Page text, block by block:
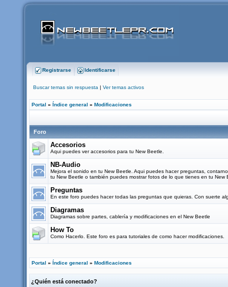
Registrarse Identificarse
Buscar temas sin respuesta | Ver temas activos
Portal » Índice general » Modificaciones
Foro
Accesorios
Aqui puedes ver accesorios para tu New Beetle.
NB-Audio
Mejora el sonido en tu New Beetle. Aqui puedes hacer preguntas,
tu New Beetle o también puedes mostrar fotos de lo que tienes en tu New
Preguntas
En este foro puedes hacer todas las preguntas que quieras. Con suerte
Diagramas
Diagramas sobre partes, cablería y modificaciones en el New Beetle
How To
Como Hacerlo. Este foro es para tutoriales de como hacer modificaciones.
Portal » Índice general » Modificaciones
¿Quién está conectado?